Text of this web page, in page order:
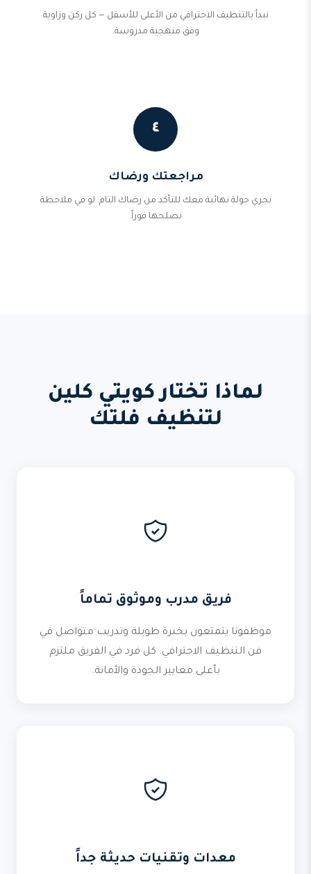
نبدأ بالتنظيف الاحترافي من الأعلى للأسفل — كل ركن وزاوية
وفق منهجية مدروسة.
٤
مراجعتك ورضاك
نجري جولة نهائية معك للتأكد من رضاك التام. لو في ملاحظة
نصلحها فوراً.
لماذا تختار كويتي كلين
لتنظيف فلتك
فريق مدرب وموثوق تماماً
موظفونا يتمتعون بخبرة طويلة وتدريب متواصل في
فن التنظيف الاحترافي. كل فرد في الفريق ملتزم
بأعلى معايير الجودة والأمانة.
معدات وتقنيات حديثة جداً